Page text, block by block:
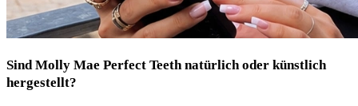
Sind Molly Mae Perfect Teeth natürlich oder künstlich
hergestellt?